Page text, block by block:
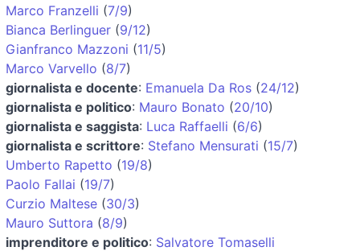
Marco Franzelli (7/9)
Bianca Berlinguer (9/12)
Gianfranco Mazzoni (11/5)
Marco Varvello (8/7)
giornalista e docente: Emanuela Da Ros (24/12)
giornalista e politico: Mauro Bonato (20/10)
giornalista e saggista: Luca Raffaelli (6/6)
giornalista e scrittore: Stefano Mensurati (15/7)
Umberto Rapetto (19/8)
Paolo Fallai (19/7)
Curzio Maltese (30/3)
Mauro Suttora (8/9)
imprenditore e politico: Salvatore Tomaselli